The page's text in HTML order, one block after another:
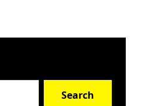
Search